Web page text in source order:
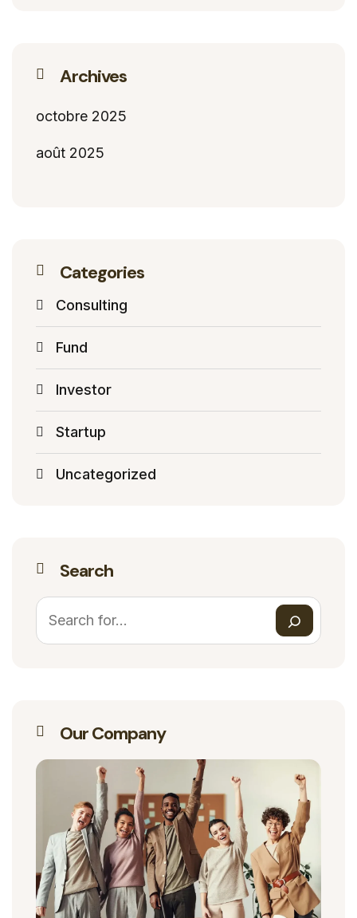
Archives
octobre 2025
août 2025
Categories
Consulting
Fund
Investor
Startup
Uncategorized
Search
Our Company